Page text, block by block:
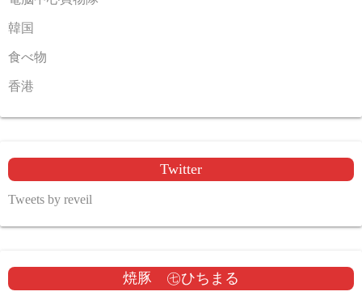
韓国
食べ物
香港
Twitter
Tweets by reveil
焼豚 ㊆ひちまる